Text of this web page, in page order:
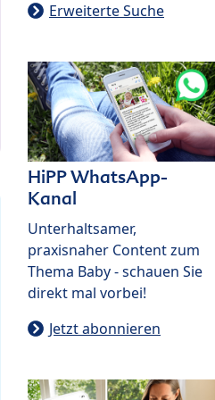
Erweiterte Suche
HiPP WhatsApp-
Kanal
Unterhaltsamer,
praxisnaher Content zum
Thema Baby - schauen Sie
direkt mal vorbei!
Jetzt abonnieren